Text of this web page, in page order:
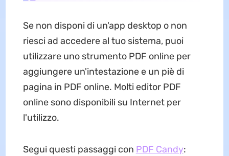
Se non disponi di un'app desktop o non
riesci ad accedere al tuo sistema, puoi
utilizzare uno strumento PDF online per
aggiungere un'intestazione e un piè di
pagina in PDF online. Molti editor PDF
online sono disponibili su Internet per
l'utilizzo.
Segui questi passaggi con PDF Candy: